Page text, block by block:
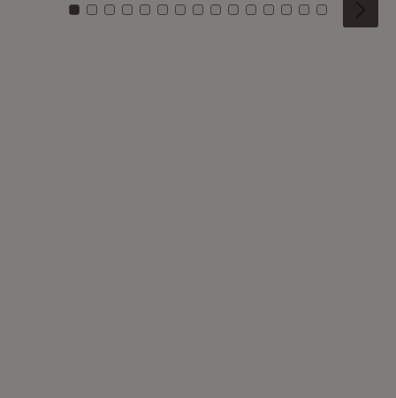
Zu Kachel: 0
Zu Kachel: 1
Zu Kachel: 2
Zu Kachel: 3
Zu Kachel: 4
Zu Kachel: 5
Zu Kachel: 6
Zu Kachel: 7
Zu Kachel: 8
Zu Kachel: 9
Zu Kachel: 10
Zu Kachel: 11
Zu Kachel: 12
Zu Kachel:
Zu